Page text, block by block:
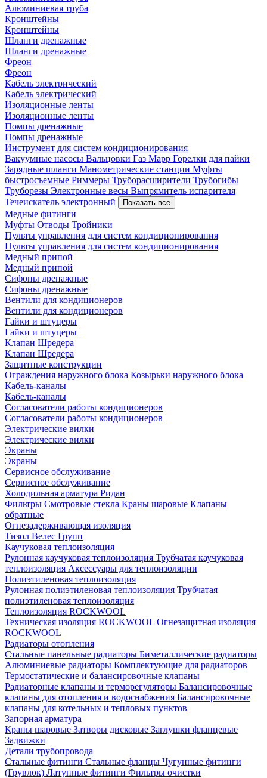
Алюминиевая труба
Кронштейны
Кронштейны
Шланги дренажные
Шланги дренажные
Фреон
Фреон
Кабель электрический
Кабель электрический
Изоляционные ленты
Изоляционные ленты
Помпы дренажные
Помпы дренажные
Инструмент для систем кондиционирования
Вакуумные насосы Вальцовки Газ Mapp Горелки для пайки
Зарядные шланги Манометрические станции Муфты
быстросъемные Риммеры Труборасширители Трубогибы
Труборезы Электронные весы Выпрямитель испарителя
Течеискатель электронный
Показать все
Медные фитинги
Муфты Отводы Тройники
Пульты управления для систем кондиционирования
Пульты управления для систем кондиционирования
Медный припой
Медный припой
Сифоны дренажные
Сифоны дренажные
Вентили для кондиционеров
Вентили для кондиционеров
Гайки и штуцеры
Гайки и штуцеры
Клапан Шредера
Клапан Шредера
Защитные конструкции
Ограждения наружного блока Козырьки наружного блока
Кабель-каналы
Кабель-каналы
Согласователи работы кондиционеров
Согласователи работы кондиционеров
Электрические вилки
Электрические вилки
Экраны
Экраны
Сервисное обслуживание
Сервисное обслуживание
Холодильная арматура Ридан
Фильтры Смотровые стекла Краны шаровые Клапаны
обратные
Огнезадерживающая изоляция
Тизол Велес Групп
Каучуковая теплоизоляция
Рулонная каучуковая теплоизоляция Трубчатая каучуковая
теплоизоляция Аксессуары для теплоизоляции
Полиэтиленовая теплоизоляция
Рулонная полиэтиленовая теплоизоляция Трубчатая
полиэтиленовая теплоизоляция
Теплоизоляция ROCKWOOL
Техническая изоляция ROCKWOOL Огнезащитная изоляция
ROCKWOOL
Радиаторы отопления
Стальные панельные радиаторы Биметаллические радиаторы
Алюминиевые радиаторы Комплектующие для радиаторов
Термостатические и балансировочные клапаны
Радиаторные клапаны и терморегуляторы Балансировочные
клапаны для отопления и водоснабжения Балансировочные
клапаны для котельных и тепловых пунктов
Запорная арматура
Краны шаровые Затворы дисковые Заглушки фланцевые
Задвижки
Детали трубопровода
Стальные фитинги Стальные фланцы Чугунные фитинги
(Грувлок) Латунные фитинги Фильтры очистки